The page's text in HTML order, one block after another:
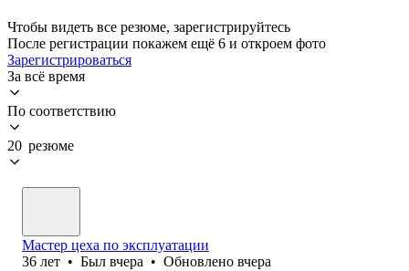
Чтобы видеть все резюме, зарегистрируйтесь
После регистрации покажем ещё 6 и откроем фото
Зарегистрироваться
За всё время
По соответствию
20 резюме
Мастер цеха по эксплуатации
36 лет • Был вчера • Обновлено вчера